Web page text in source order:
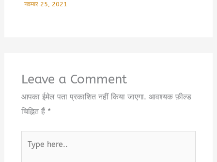
नवम्बर 25, 2021
Leave a Comment
आपका ईमेल पता प्रकाशित नहीं किया जाएगा. आवश्यक फ़ील्ड
चिह्नित हैं *
here..